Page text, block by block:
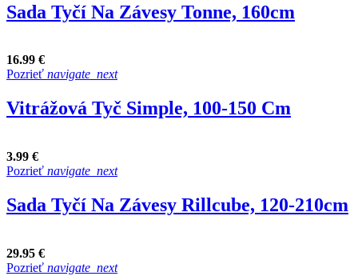
Sada Tyčí Na Závesy Tonne, 160cm
16.99 €
Pozrieť navigate_next
Vitrážová Tyč Simple, 100-150 Cm
3.99 €
Pozrieť navigate_next
Sada Tyčí Na Závesy Rillcube, 120-210cm
29.95 €
Pozrieť navigate_next